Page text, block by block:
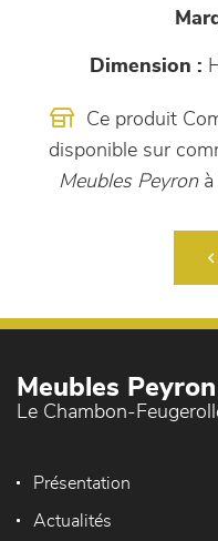
Dimension :
Ce produit
disponible sur
Meubles Peyronà
Meubles Peyron
Le Chambon-
Présentation
Actualités